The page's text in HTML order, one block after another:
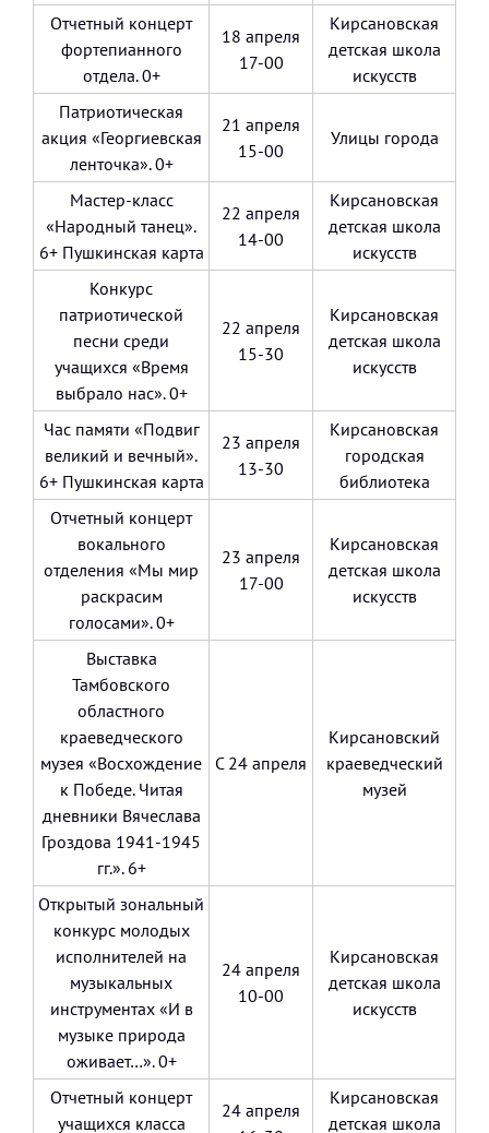
Отчетный концерт
фортепианного
отдела. 0+
18 апреля
17-00
Кирсановская
детская школа
искусств
Патриотическая
акция «Георгиевская
ленточка». 0+
21 апреля
15-00
Улицы города
Мастер-класс
«Народный танец».
6+ Пушкинская карта
22 апреля
14-00
Кирсановская
детская школа
искусств
Конкурс
патриотической
песни среди
учащихся «Время
выбрало нас». 0+
22 апреля
15-30
Кирсановская
детская школа
искусств
Час памяти «Подвиг
великий и вечный».
6+ Пушкинская карта
23 апреля
13-30
Кирсановская
городская
библиотека
Отчетный концерт
вокального
отделения «Мы мир
раскрасим
голосами». 0+
23 апреля
17-00
Кирсановская
детская школа
искусств
Выставка
Тамбовского
областного
краеведческого
музея «Восхождение
к Победе. Читая
дневники Вячеслава
Гроздова 1941-1945
гг.». 6+
С 24 апреля
Кирсановский
краеведческий
музей
Открытый зональный
конкурс молодых
исполнителей на
музыкальных
инструментах «И в
музыке природа
оживает…». 0+
24 апреля
10-00
Кирсановская
детская школа
искусств
Отчетный концерт
учащихся класса
24 апреля
Кирсановская
детская школа